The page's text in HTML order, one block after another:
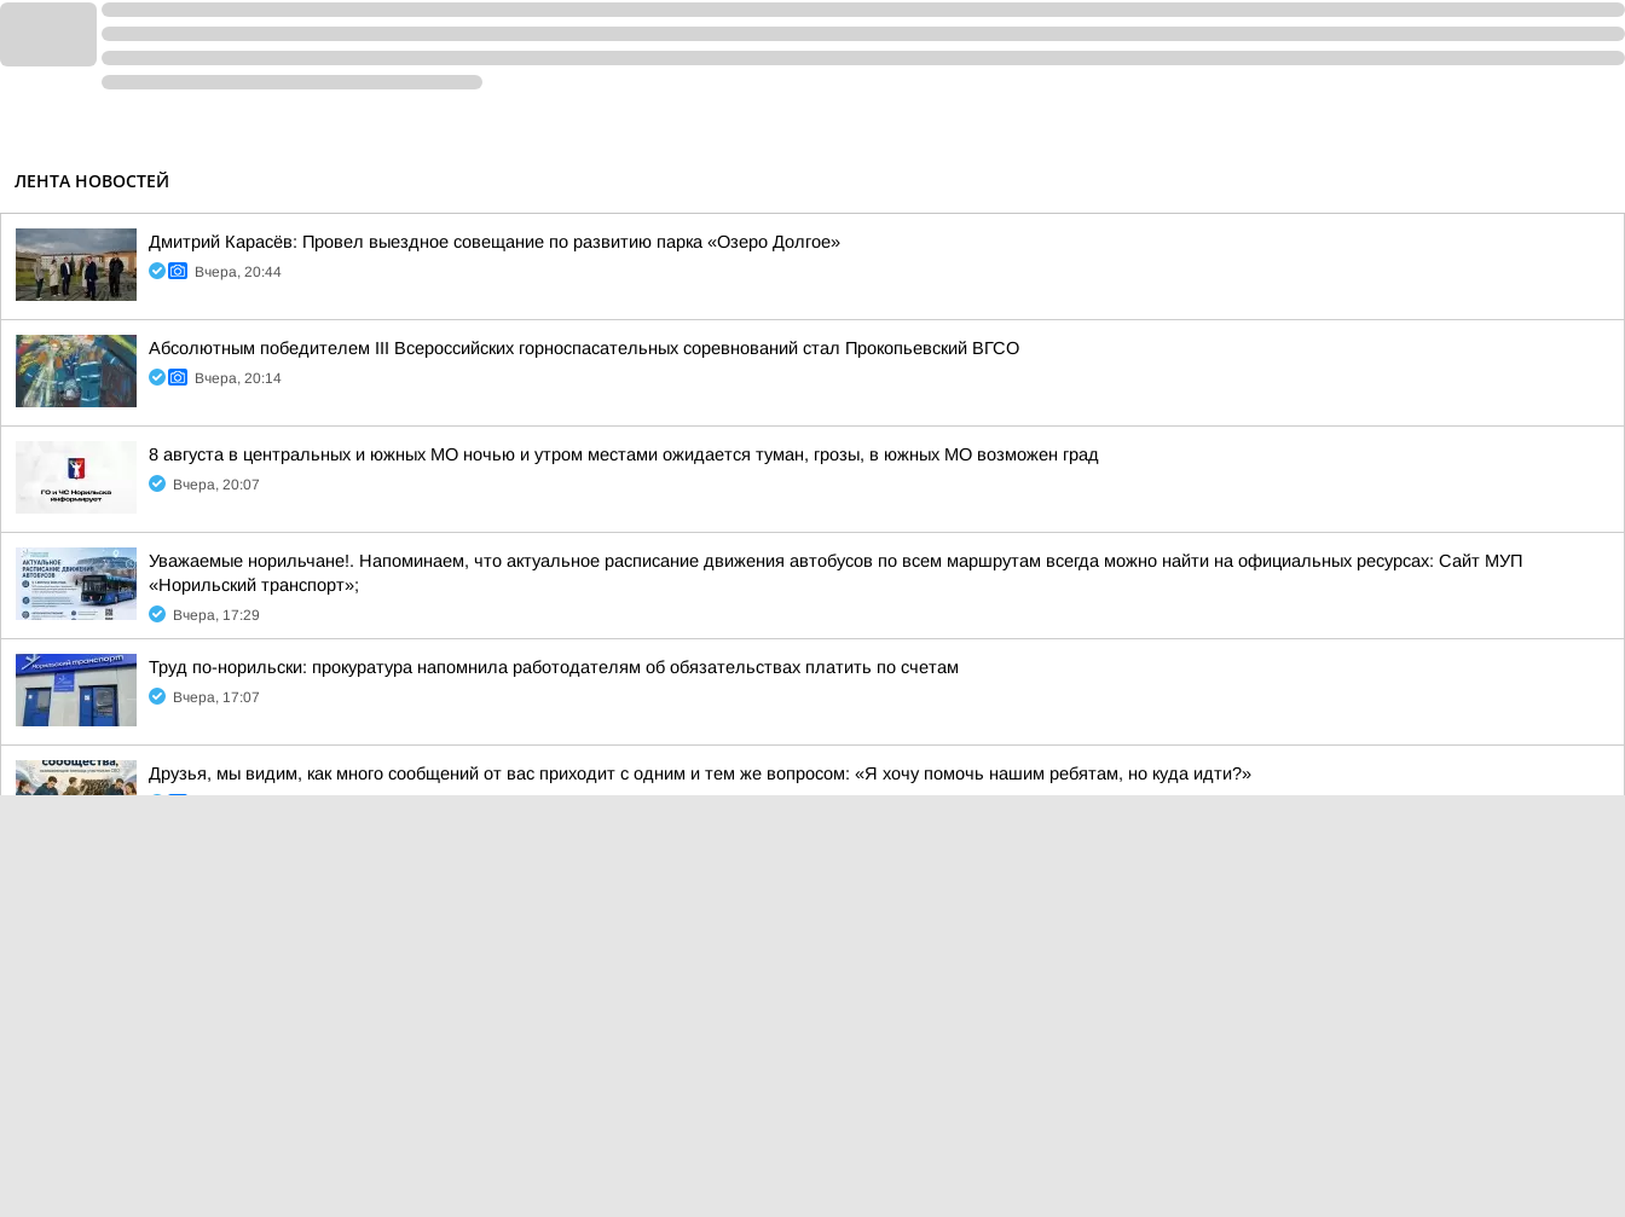
ЛЕНТА НОВОСТЕЙ
Дмитрий Карасёв: Провел выездное совещание по развитию парка «Озеро Долгое»
Вчера, 20:44
Абсолютным победителем III Всероссийских горноспасательных соревнований стал Прокопьевский ВГСО
Вчера, 20:14
8 августа в центральных и южных МО ночью и утром местами ожидается туман, грозы, в южных МО возможен град
Вчера, 20:07
Уважаемые норильчане!. Напоминаем, что актуальное расписание движения автобусов по всем маршрутам всегда можно найти на официальных ресурсах: Сайт МУП
«Норильский транспорт»;
Вчера, 17:29
Труд по-норильски: прокуратура напомнила работодателям об обязательствах платить по счетам
Вчера, 17:07
Друзья, мы видим, как много сообщений от вас приходит с одним и тем же вопросом: «Я хочу помочь нашим ребятам, но куда идти?»